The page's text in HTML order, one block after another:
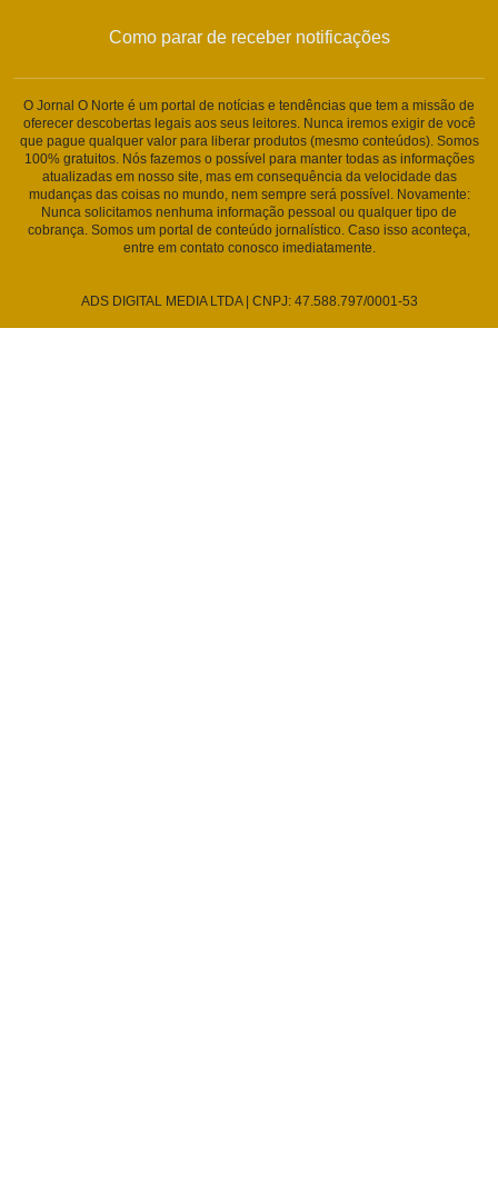
Como parar de receber notificações
O Jornal O Norte é um portal de notícias e tendências que tem a missão de
oferecer descobertas legais aos seus leitores. Nunca iremos exigir de você
que pague qualquer valor para liberar produtos (mesmo conteúdos). Somos
100% gratuitos. Nós fazemos o possível para manter todas as informações
atualizadas em nosso site, mas em consequência da velocidade das
mudanças das coisas no mundo, nem sempre será possível. Novamente:
Nunca solicitamos nenhuma informação pessoal ou qualquer tipo de
cobrança. Somos um portal de conteúdo jornalístico. Caso isso aconteça,
entre em contato conosco imediatamente.
ADS DIGITAL MEDIA LTDA | CNPJ: 47.588.797/0001-53